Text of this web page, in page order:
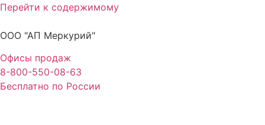
Перейти к содержимому
ООО "АП Меркурий"
Офисы продаж
8-800-550-08-63
Бесплатно по России